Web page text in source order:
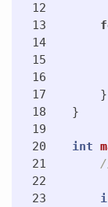
12
13
14
15
16
17
18
19
20
21
22
23
}
}
int